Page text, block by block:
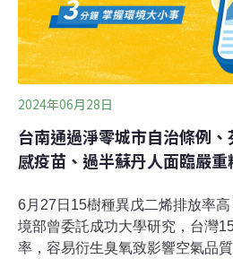
2024年06月28日
台南通過淨零城市自治條例
感疫苗、過半蘇丹人面臨嚴
6月27日15樹種異戊二烯排放率
境部曾委託成功大學研究，台灣
率，容易衍生臭氧致影響空氣品